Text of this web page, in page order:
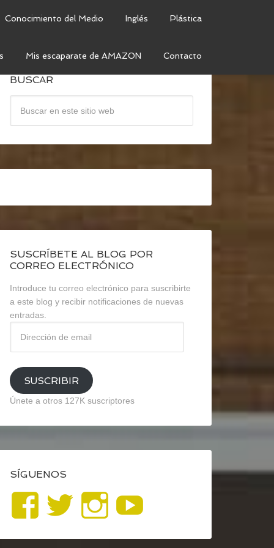
Conocimiento del Medio Inglés Plástica
Mis escaparate de AMAZON Contacto
BUSCAR
SUSCRÍBETE AL BLOG POR
CORREO ELECTRÓNICO
Introduce tu correo electrónico para suscribirte
a este blog y recibir notificaciones de nuevas
entradas.
email
SUSCRIBIR
Únete a otros 127K suscriptores
SÍGUENOS
Ver
perfil
Ver
perfil
Ver
perfil